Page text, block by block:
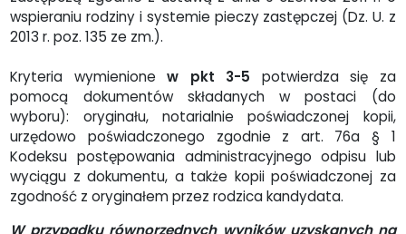
wspieraniu rodziny i systemie pieczy zastępczej (Dz. U. z
2013 r. poz. 135 ze zm.).
Kryteria wymienionew pkt 3-5 potwierdza się za
pomocą dokumentów składanych w postaci (do
wyboru): oryginału, notarialnie poświadczonej kopii,
urzędowo poświadczonego zgodnie z art. 76a § 1
Kodeksu postępowania administracyjnego odpisu lub
wyciągu z dokumentu, a także kopii poświadczonej za
zgodność z oryginałem przez rodzica kandydata.
W przypadku równorzędnych wyników uzyskanych na